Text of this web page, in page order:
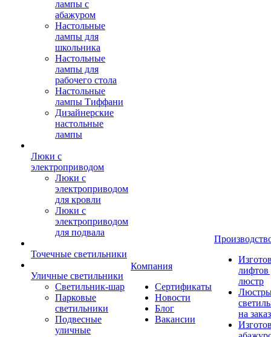
лампы с
абажуром
Настольные
лампы для
школьника
Настольные
лампы для
рабочего стола
Настольные
лампы Тиффани
Дизайнерские
настольные
лампы
Люки с
электроприводом
Люки с
электроприводом
для кровли
Люки с
электроприводом
для подвала
Точечные светильники
Уличные светильники
Светильник-шар
Парковые
светильники
Подвесные
уличные
Компания
Сертификаты
Новости
Блог
Вакансии
лифтов
люстр
на заказ